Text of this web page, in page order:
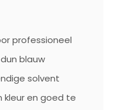
professioneel
blauw
solvent
kleur en goed te